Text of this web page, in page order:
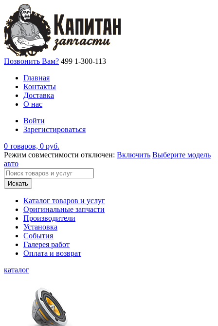
Позвонить Вам? 499 1-300-113
Главная
Контакты
Доставка
О нас
Войти
Зарегистироваться
0 товаров, 0 руб.
Режим совместимости отключен: Включить Выберите модель
авто
Искать
Каталог товаров и услуг
Оригинальные запчасти
Производители
Установка
События
Галерея работ
Оплата и возврат
каталог